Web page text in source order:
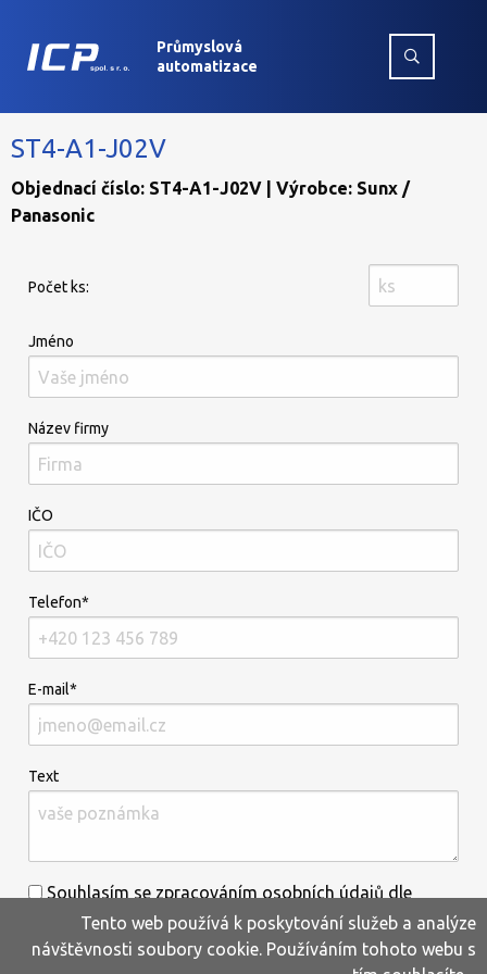
Průmyslová
automatizace
ST4-A1-J02V
Objednací číslo: ST4-A1-J02V | Výrobce: Sunx /
Panasonic
Počet ks:
Jméno
Název firmy
IČO
Telefon*
E-mail*
Text
Souhlasím se zpracováním osobních údajů dle
informací uvedenýchzde.*
Tento web používá k poskytování služeb a analýze
návštěvnosti soubory cookie. Používáním tohoto webu s